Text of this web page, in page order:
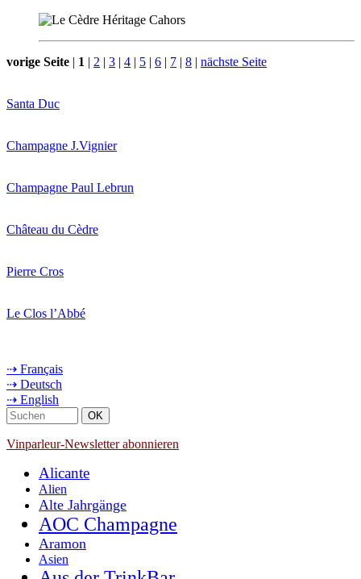
vorige Seite | 1 | 2 | 3 | 4 | 5 | 6 | 7 | 8 | nächste Seite
Santa Duc
Champagne J.Vignier
Champagne Paul Lebrun
Château du Cèdre
Pierre Cros
Le Clos l’Abbé
⇢ Français
⇢ Deutsch
⇢ English
Vinparleur-Newsletter abonnieren
Alicante
Alien
Alte Jahrgänge
AOC Champagne
Aramon
Asien